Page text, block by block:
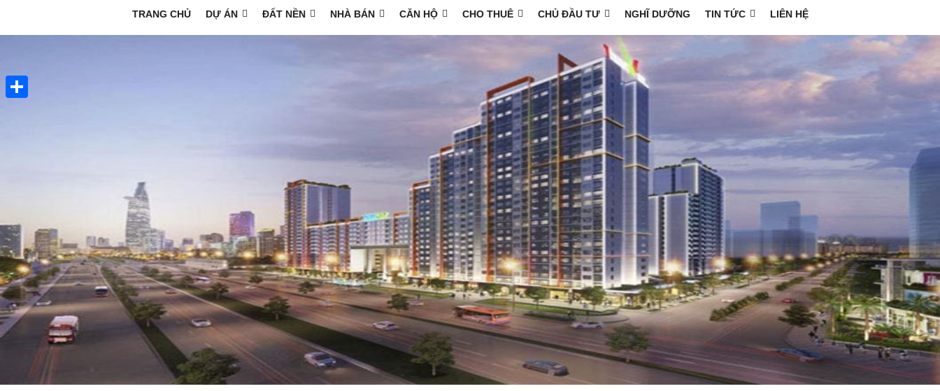
TRANG CHỦ DỰ ÁN ĐẤT NỀN NHÀ BÁN CĂN HỘ CHO THUÊ CHỦ ĐẦU TƯ NGHĨ DƯỠNG TIN TỨC LIÊN HỆ